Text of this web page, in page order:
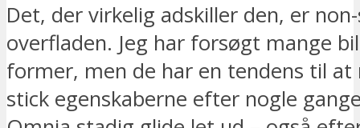
Det, der virkelig adskiller den, er
overfladen. Jeg har forsøgt mange
former, men de har en tendens til at
stick egenskaberne efter nogle